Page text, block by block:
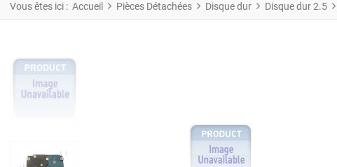
Vous êtes ici : Accueil Pièces Détachées Disque dur Disque dur 2.5